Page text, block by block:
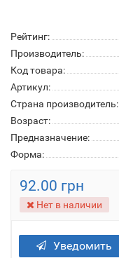
Рейтинг:
Производитель:
Код товара:
Артикул:
Страна производитель:
Возраст:
Предназначение:
Форма:
92.00 грн
Нет в наличии
Уведомить